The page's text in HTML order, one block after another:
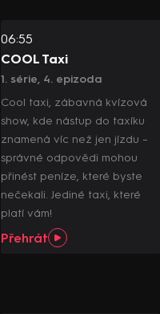
06:55
COOL Taxi
1. série, 4. epizoda
Cool taxi, zábavná kvízová
show, kde nástup do taxíku
znamená víc než jen jízdu –
správné odpovědi mohou
přinést peníze, které byste
nečekali. Jediné taxi, které
platí vám!
Přehrát